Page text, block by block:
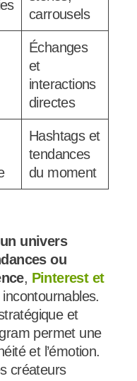
carrousels
Échanges
et
interactions
directes
Hashtags et
tendances
du moment
univers
ou
, Pinterest et
et
permet une
et l’émotion.
créateurs